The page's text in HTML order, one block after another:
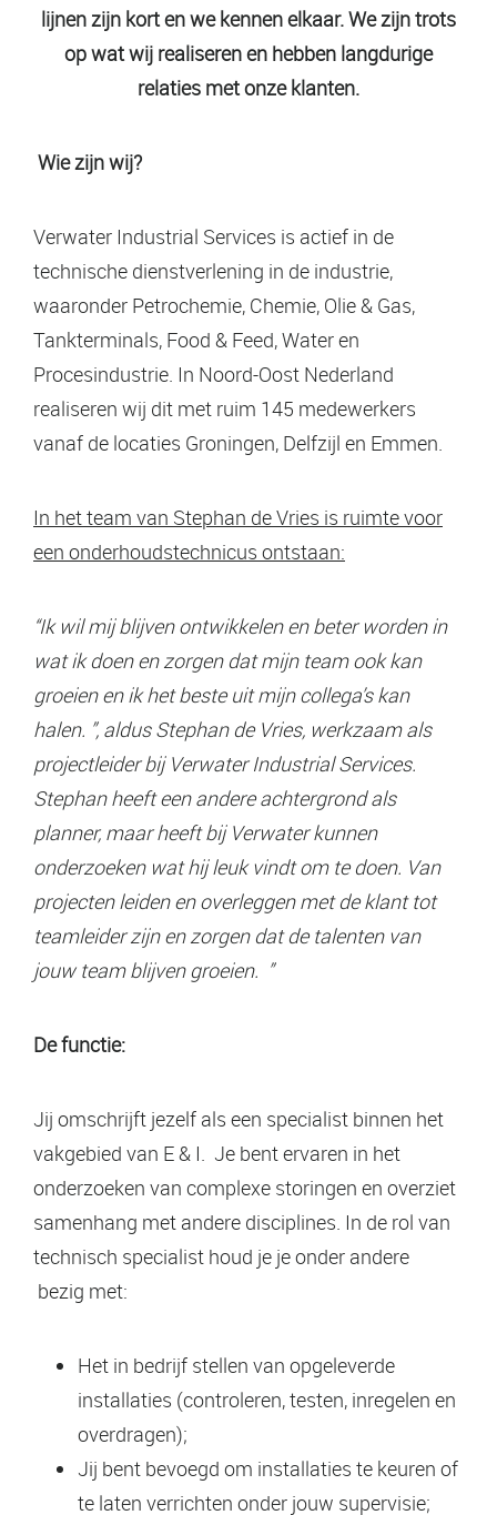
lijnen zijn kort en we kennen elkaar. We zijn trots
op wat wij realiseren en hebben langdurige
relaties met onze klanten.
Wie zijn wij?
Verwater Industrial Services is actief in de
technische dienstverlening in de industrie,
waaronder Petrochemie, Chemie, Olie & Gas,
Tankterminals, Food & Feed, Water en
Procesindustrie. In Noord-Oost Nederland
realiseren wij dit met ruim 145 medewerkers
vanaf de locaties Groningen, Delfzijl en Emmen.
In het team van Stephan de Vries is ruimte voor
een onderhoudstechnicus ontstaan:
“Ik wil mij blijven ontwikkelen en beter worden in
wat ik doen en zorgen dat mijn team ook kan
groeien en ik het beste uit mijn collega’s kan
halen. ”, aldus Stephan de Vries, werkzaam als
projectleider bij Verwater Industrial Services.
Stephan heeft een andere achtergrond als
planner, maar heeft bij Verwater kunnen
onderzoeken wat hij leuk vindt om te doen. Van
projecten leiden en overleggen met de klant tot
teamleider zijn en zorgen dat de talenten van
jouw team blijven groeien. ”
De functie:
Jij omschrijft jezelf als een specialist binnen het
vakgebied van E & I. Je bent ervaren in het
onderzoeken van complexe storingen en overziet
samenhang met andere disciplines. In de rol van
technisch specialist houd je je onder andere
bezig met:
Het in bedrijf stellen van opgeleverde
installaties (controleren, testen, inregelen en
overdragen);
Jij bent bevoegd om installaties te keuren of
te laten verrichten onder jouw supervisie;